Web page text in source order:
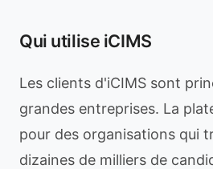
Qui utilise iCIMS
Les clients d'iCIMS sont
grandes entreprises. La
pour des organisations qui
dizaines de milliers de